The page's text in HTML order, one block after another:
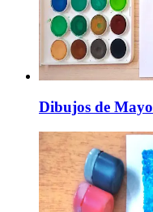
Dibujos de Mayo